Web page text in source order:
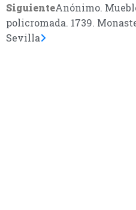
SiguienteAnónimo.
policromada. 1739.
Sevilla